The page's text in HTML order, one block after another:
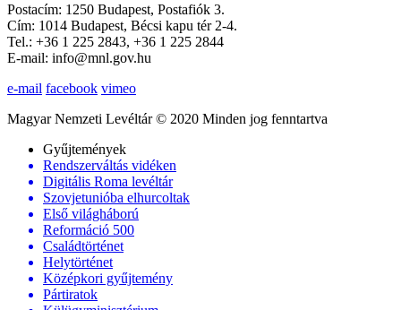
Postacím: 1250 Budapest, Postafiók 3.
Cím: 1014 Budapest, Bécsi kapu tér 2-4.
Tel.: +36 1 225 2843, +36 1 225 2844
E-mail: info@mnl.gov.hu
e-mail facebook vimeo
Magyar Nemzeti Levéltár © 2020 Minden jog fenntartva
Gyűjtemények
Rendszerváltás vidéken
Digitális Roma levéltár
Szovjetunióba elhurcoltak
Első világháború
Reformáció 500
Családtörténet
Helytörténet
Középkori gyűjtemény
Pártiratok